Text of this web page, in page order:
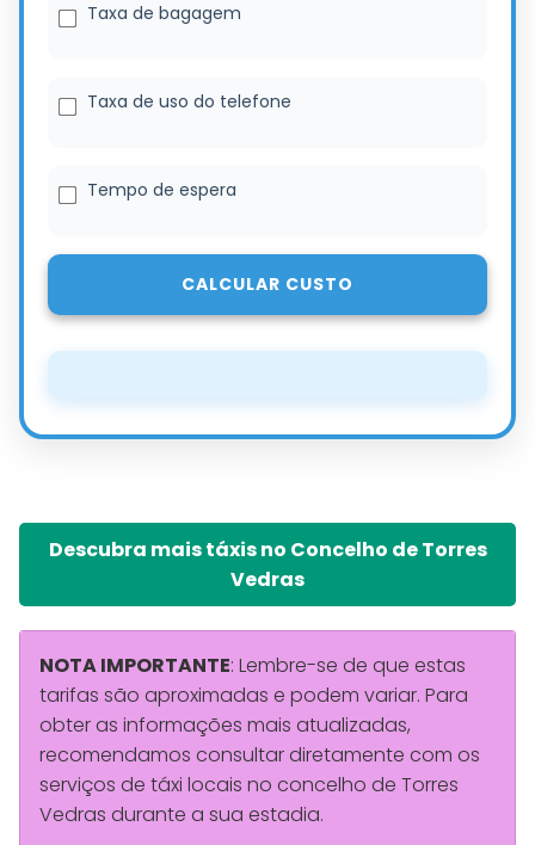
Taxa de bagagem
Taxa de uso do telefone
Tempo de espera
CALCULAR CUSTO
Descubra mais táxis no Concelho de Torres
Vedras
NOTA IMPORTANTE: Lembre-se de que estas
tarifas são aproximadas e podem variar. Para
obter as informações mais atualizadas,
recomendamos consultar diretamente com os
serviços de táxi locais no concelho de Torres
Vedras durante a sua estadia.